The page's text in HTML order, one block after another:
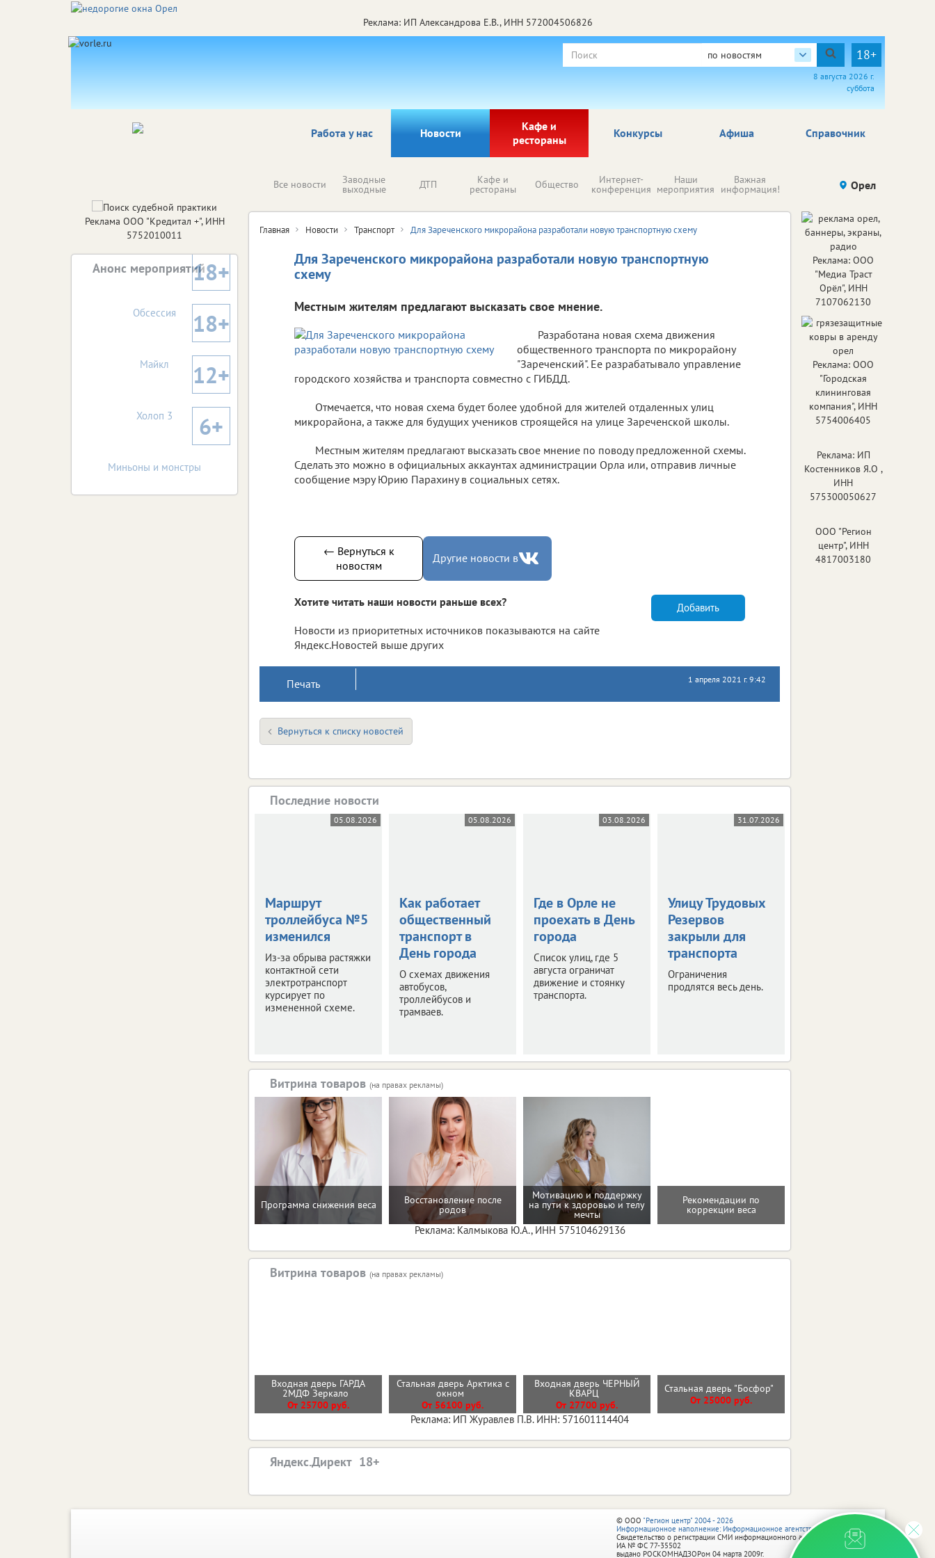
Реклама: ИП Александрова Е.В., ИНН 572004506826
по новостям 18+
8 августа 2026 г.
суббота
Работа у нас Новости
Кафе и
рестораны
Афиша Справочник
Конкурсы
Все новости Заводные
выходные ДТП Кафе и
рестораны Общество Интернет-
конференция
Наши
мероприятия
Важная
информация! Происшествия Здоровье
Орел
Главная Новости Транспорт Для Зареченского микрорайона разработали новую транспортную схему
Для Зареченского микрорайона разработали новую транспортную
схему
Местным жителям предлагают высказать свое мнение.
Разработана новая схема движения
общественного транспорта по микрорайону
"Зареченский". Ее разрабатывало управление
городского хозяйства и транспорта совместно с ГИБДД.
Отмечается, что новая схема будет более удобной для жителей отдаленных улиц
микрорайона, а также для будущих учеников строящейся на улице Зареченской школы.
Местным жителям предлагают высказать свое мнение по поводу предложенной схемы.
Сделать это можно в официальных аккаунтах администрации Орла или, отправив личные
сообщение мэру Юрию Парахину в социальных сетях.
← Вернуться к
новостям
Другие новости в
Хотите читать наши новости раньше всех?
Новости из приоритетных источников показываются на сайте
Яндекс.Новостей выше других
Добавить
Печать 1 апреля 2021 г. 9:42
Вернуться к списку новостей
Последние новости
05.08.2026
Маршрут
троллейбуса №5
изменился
Из-за обрыва растяжки
контактной сети
электротранспорт
курсирует по
измененной схеме.
05.08.2026
Как работает
общественный
транспорт в
День города
О схемах движения
автобусов,
троллейбусов и
трамваев.
03.08.2026
Где в Орле не
проехать в День
города
Список улиц, где 5
августа ограничат
движение и стоянку
транспорта.
31.07.2026
Улицу Трудовых
Резервов
закрыли для
транспорта
Ограничения
продлятся весь день.
Витрина товаров (на правах рекламы)
Программа снижения веса Восстановление после
родов
Мотивацию и поддержку
на пути к здоровью и телу
мечты
Рекомендации по
коррекции веса
Реклама: Калмыкова Ю.А., ИНН 575104629136
Витрина товаров (на правах рекламы)
Входная дверь ГАРДА
2МДФ Зеркало
От 25700 руб.
Стальная дверь Арктика с
окном
От 56100 руб.
Входная дверь ЧЕРНЫЙ
КВАРЦ
От 27700 руб.
Стальная дверь "Босфор"
От 25000 руб.
Реклама: ИП Журавлев П.В. ИНН: 571601114404
Яндекс.Директ
Реклама ООО "Кредитал +", ИНН
5752010011
Анонс мероприятий18+
Обсессия 18+
Майкл 12+
Холоп 3 6+
Миньоны и монстры
Реклама: ООО
"Медиа Траст
Орёл", ИНН
7107062130
Реклама: ООО
"Городская
клининговая
компания", ИНН
5754006405
Реклама: ИП
Костенников Я.О ,
ИНН
575300050627
ООО "Регион
центр", ИНН
4817003180
© ООО "Регион центр" 2004 - 2026
Информационное наполнение: Информационное агентство vRossii.ru
Свидетельство о регистрации СМИ информационного агентства vRossii.ru
ИА № ФС 77‑35502
выдано РОСКОМНАДЗОРом 04 марта 2009г.